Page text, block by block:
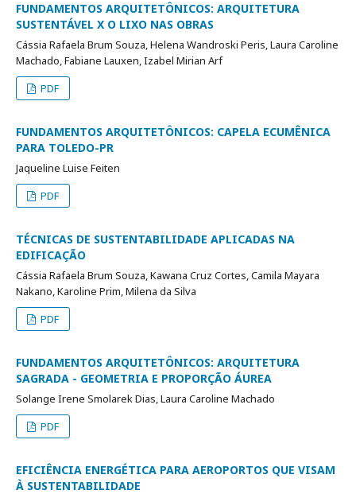
FUNDAMENTOS ARQUITETÔNICOS: ARQUITETURA
SUSTENTÁVEL X O LIXO NAS OBRAS
Cássia Rafaela Brum Souza, Helena Wandroski Peris, Laura Caroline
Machado, Fabiane Lauxen, Izabel Mirian Arf
PDF
FUNDAMENTOS ARQUITETÔNICOS: CAPELA ECUMÊNICA
PARA TOLEDO-PR
Jaqueline Luise Feiten
PDF
TÉCNICAS DE SUSTENTABILIDADE APLICADAS NA
EDIFICAÇÃO
Cássia Rafaela Brum Souza, Kawana Cruz Cortes, Camila Mayara
Nakano, Karoline Prim, Milena da Silva
PDF
FUNDAMENTOS ARQUITETÔNICOS: ARQUITETURA
SAGRADA - GEOMETRIA E PROPORÇÃO ÁUREA
Solange Irene Smolarek Dias, Laura Caroline Machado
PDF
EFICIÊNCIA ENERGÉTICA PARA AEROPORTOS QUE VISAM
À SUSTENTABILIDADE